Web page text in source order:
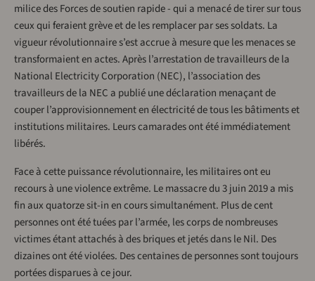
milice des Forces de soutien rapide - qui a menacé de tirer sur tous
ceux qui feraient grève et de les remplacer par ses soldats. La
vigueur révolutionnaire s’est accrue à mesure que les menaces se
transformaient en actes. Après l’arrestation de travailleurs de la
National Electricity Corporation (NEC), l’association des
travailleurs de la NEC a publié une déclaration menaçant de
couper l’approvisionnement en électricité de tous les bâtiments et
institutions militaires. Leurs camarades ont été immédiatement
libérés.
Face à cette puissance révolutionnaire, les militaires ont eu
recours à une violence extrême. Le massacre du 3 juin 2019 a mis
fin aux quatorze sit-in en cours simultanément. Plus de cent
personnes ont été tuées par l’armée, les corps de nombreuses
victimes étant attachés à des briques et jetés dans le Nil. Des
dizaines ont été violées. Des centaines de personnes sont toujours
portées disparues à ce jour.